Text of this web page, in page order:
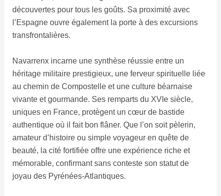
découvertes pour tous les goûts. Sa proximité avec
l’Espagne ouvre également la porte à des excursions
transfrontalières.
Navarrenx incarne une synthèse réussie entre un
héritage militaire prestigieux, une ferveur spirituelle liée
au chemin de Compostelle et une culture béarnaise
vivante et gourmande. Ses remparts du XVIe siècle,
uniques en France, protègent un cœur de bastide
authentique où il fait bon flâner. Que l’on soit pèlerin,
amateur d’histoire ou simple voyageur en quête de
beauté, la cité fortifiée offre une expérience riche et
mémorable, confirmant sans conteste son statut de
joyau des Pyrénées-Atlantiques.